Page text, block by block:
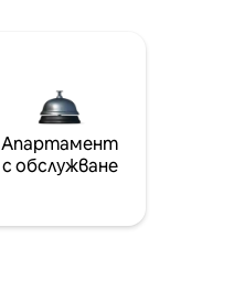
Апартамент
с обслужване